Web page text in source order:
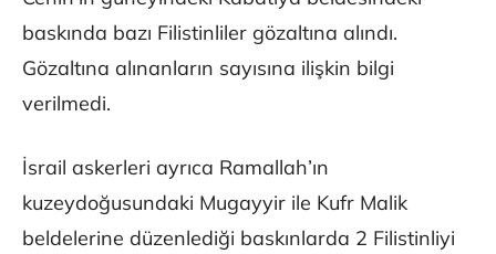
baskında bazı Filistinliler gözaltına alındı.
Gözaltına alınanların sayısına ilişkin bilgi
verilmedi.
İsrail askerleri ayrıca Ramallah’ın
kuzeydoğusundaki Mugayyir ile Kufr Malik
beldelerine düzenlediği baskınlarda 2 Filistinliyi